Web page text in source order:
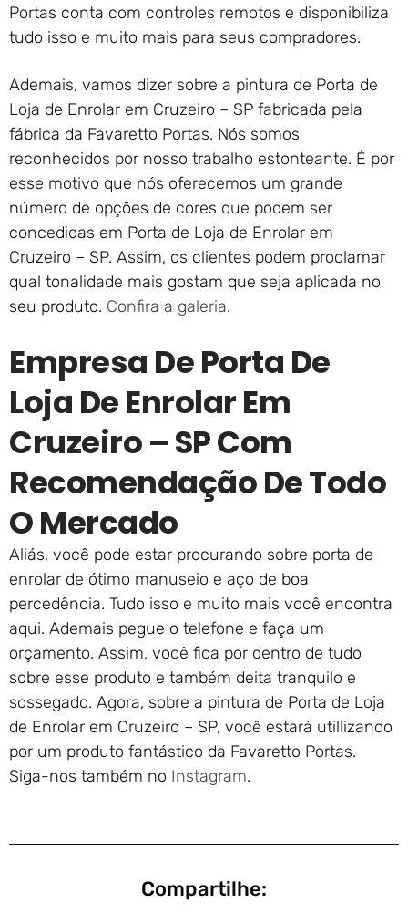
Portas conta com controles remotos e disponibiliza
tudo isso e muito mais para seus compradores.
Ademais, vamos dizer sobre a pintura de Porta de
Loja de Enrolar em Cruzeiro – SP fabricada pela
fábrica da Favaretto Portas. Nós somos
reconhecidos por nosso trabalho estonteante. É por
esse motivo que nós oferecemos um grande
número de opções de cores que podem ser
concedidas em Porta de Loja de Enrolar em
Cruzeiro – SP. Assim, os clientes podem proclamar
qual tonalidade mais gostam que seja aplicada no
seu produto. Confira a galeria.
Empresa De Porta De
Loja De Enrolar Em
Cruzeiro – SP Com
Recomendação De Todo
O Mercado
Aliás, você pode estar procurando sobre porta de
enrolar de ótimo manuseio e aço de boa
percedência. Tudo isso e muito mais você encontra
aqui. Ademais pegue o telefone e faça um
orçamento. Assim, você fica por dentro de tudo
sobre esse produto e também deita tranquilo e
sossegado. Agora, sobre a pintura de Porta de Loja
de Enrolar em Cruzeiro – SP, você estará utillizando
por um produto fantástico da Favaretto Portas.
Siga-nos também no Instagram.
Compartilhe: